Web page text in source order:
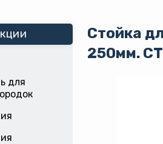
для
Стойка
250мм.